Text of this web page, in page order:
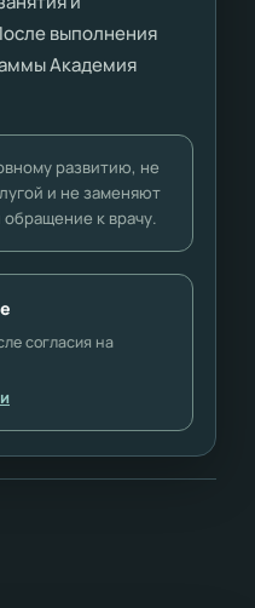
выполнения
Академия
развитию, не
и не заменяют
к врачу.
согласия на